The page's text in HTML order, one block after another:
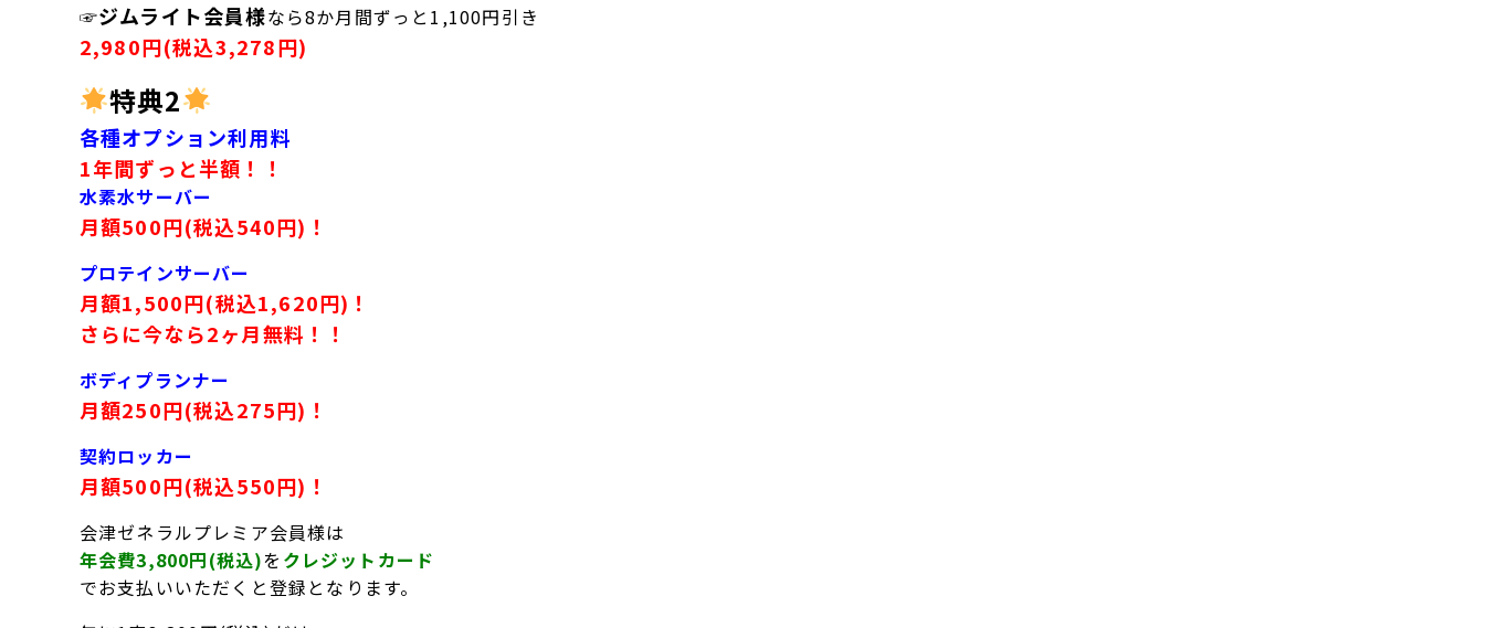
☞ジムライト会員様なら8か月間ずっと1,100円引き
2,980円(税込3,278円)
特典2
各種オプション利用料
1年間ずっと半額！！
水素水サーバー
月額500円(税込540円)！
プロテインサーバー
月額1,500円(税込1,620円)！
さらに今なら2ヶ月無料！！
ボディプランナー
月額250円(税込275円)！
契約ロッカー
月額500円(税込550円)！
会津ゼネラルプレミア会員様は
年会費3,800円(税込)を クレジットカード
でお支払いいただくと登録となります。